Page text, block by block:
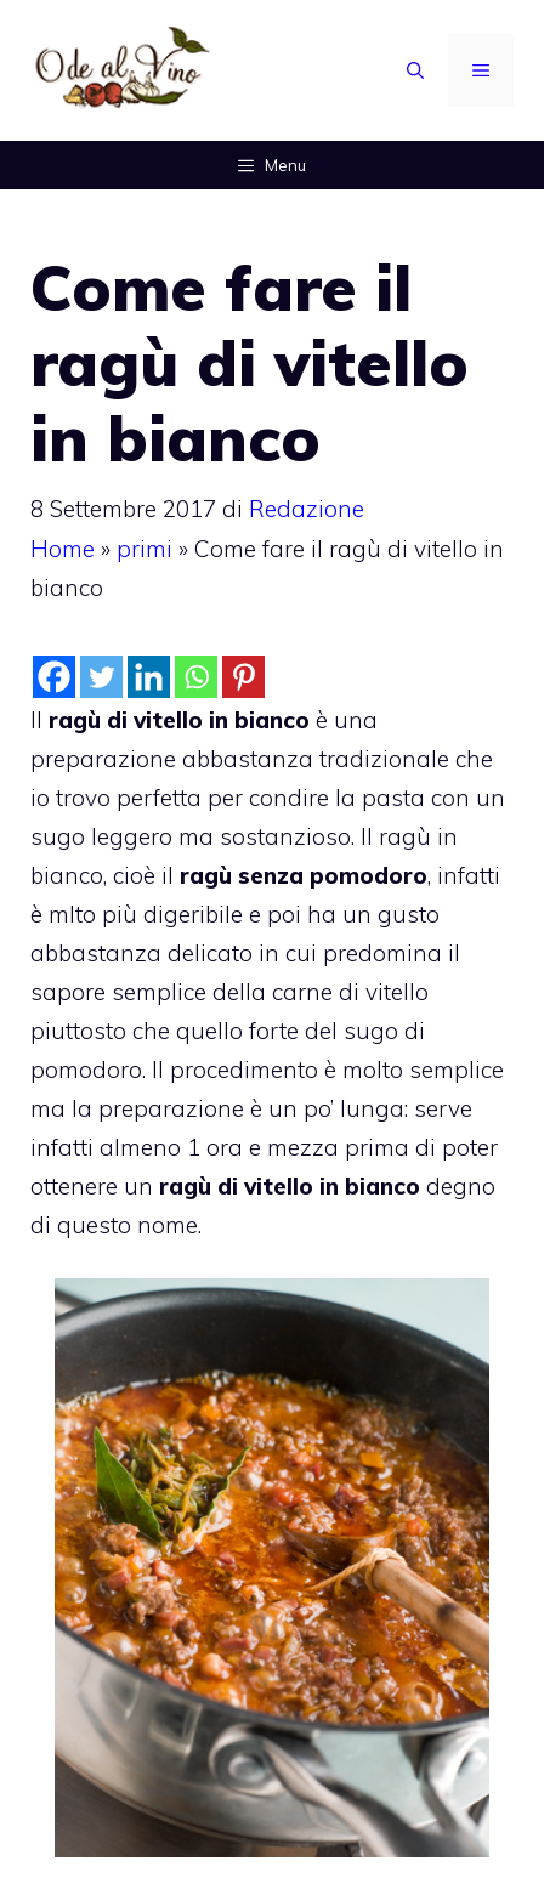
contenuto
MENU
Menu
Come fare il
ragù di vitello
in bianco
8 Settembre 2017 di Redazione
Home » primi » Come fare il ragù di vitello in
bianco
Il ragù di vitello in bianco è una
preparazione abbastanza tradizionale che
io trovo perfetta per condire la pasta con un
sugo leggero ma sostanzioso. Il ragù in
bianco, cioè il ragù senza pomodoro, infatti
è mlto più digeribile e poi ha un gusto
abbastanza delicato in cui predomina il
sapore semplice della carne di vitello
piuttosto che quello forte del sugo di
pomodoro. Il procedimento è molto semplice
ma la preparazione è un po’ lunga: serve
infatti almeno 1 ora e mezza prima di poter
ottenere un ragù di vitello in bianco degno
di questo nome.